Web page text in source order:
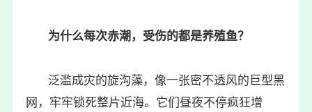
为什么每次赤潮，受伤的都是养殖鱼？
泛滥成灾的旋沟藻，像一张密不透风的巨型黑
网，牢牢锁死整片近海。它们昼夜不停疯狂增